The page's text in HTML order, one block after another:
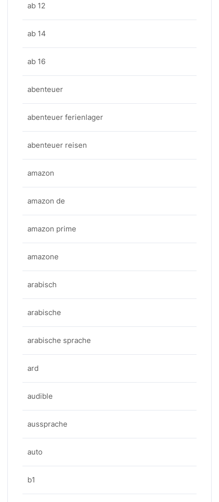
ab 12
ab 14
ab 16
abenteuer
abenteuer ferienlager
abenteuer reisen
amazon
amazon de
amazon prime
amazone
arabisch
arabische
arabische sprache
ard
audible
aussprache
auto
b1